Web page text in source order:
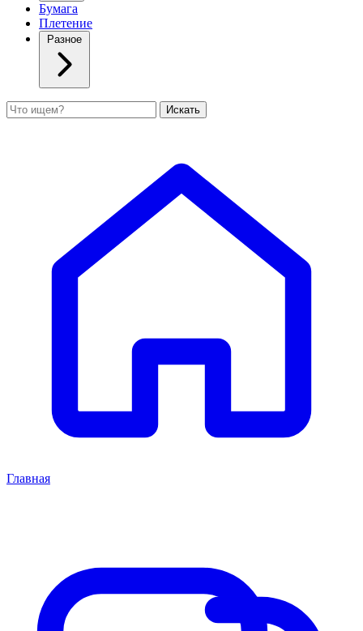
Бумага
Плетение
Разное
Поиск Искать
Главная